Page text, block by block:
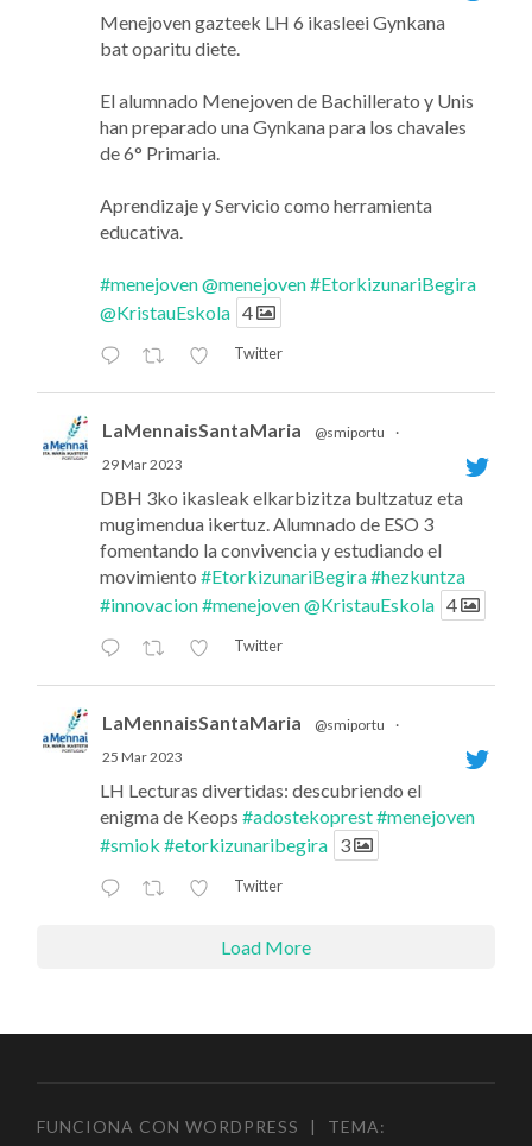
Menejoven gazteek LH 6 ikasleei Gynkana
bat oparitu diete.
El alumnado Menejoven de Bachillerato y Unis
han preparado una Gynkana para los chavales
de 6° Primaria.
Aprendizaje y Servicio como herramienta
educativa.
#menejoven@menejoven#EtorkizunariBegira
@KristauEskola 4
Twitter
LaMennaisSantaMaria @smiportu
·
29 Mar 2023
DBH 3ko ikasleak elkarbizitza bultzatuz eta
mugimendua ikertuz. Alumnado de ESO 3
fomentando la convivencia y estudiando el
movimiento#EtorkizunariBegira#hezkuntza
#innovacion#menejoven@KristauEskola 4
Twitter
LaMennaisSantaMaria @smiportu
·
25 Mar 2023
LH Lecturas divertidas: descubriendo el
enigma de Keops#adostekoprest#menejoven
#smiok #etorkizunaribegira 3
Twitter
Load More
FUNCIONA CON WORDPRESS |
TEMA: